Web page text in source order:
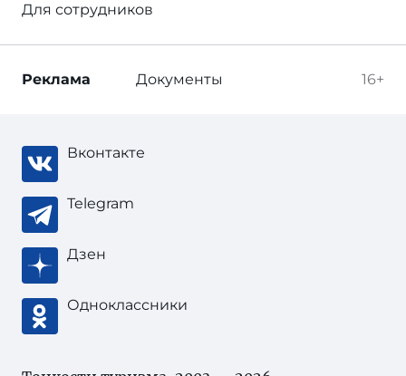
Для сотрудников
16+
Реклама Документы
Вконтакте
Telegram
Дзен
Одноклассники